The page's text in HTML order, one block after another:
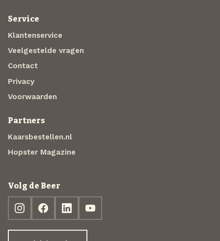
Service
Klantenservice
Veelgestelde vragen
Contact
Privacy
Voorwaarden
Partners
Kaarsbestellen.nl
Hopster Magazine
Volg de Beer